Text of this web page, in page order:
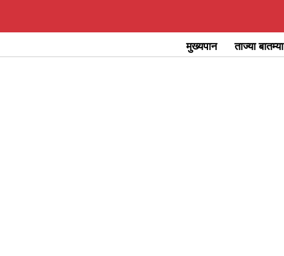
to
मुख्यपान ताज्या बातम्या